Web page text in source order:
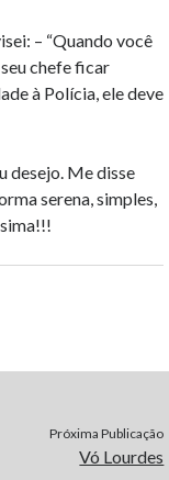
– “Quando você
chefe ficar
à Polícia, ele deve
desejo. Me disse
serena, simples,
Próxima Publicação
Vó Lourdes